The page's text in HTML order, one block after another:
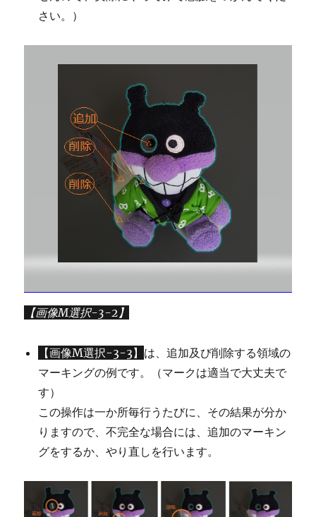
さい。）
【画像M選択-3-2】
【画像M選択-3-3】 は、追加及び削除する領域の
マーキングの例です。（マークは適当で大丈夫で
す）
この操作は一か所毎行うたびに、その結果が分か
りますので、不完全な場合には、追加のマーキン
グをするか、やり直しを行います。